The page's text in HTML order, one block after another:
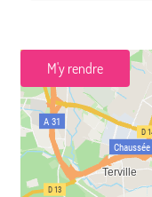
M'y rendre